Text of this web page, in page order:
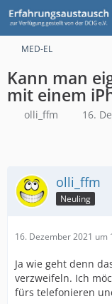
MED-EL
Kann man
mit einem
olli_ffm 16.
olli_ffm
Neuling
16. Dezember 2021 um
Ja wie geht denn
verzweifeln. Ich
fürs telefonieren